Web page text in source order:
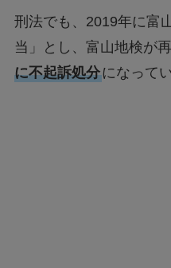
刑法でも、2019年に富
当」とし、富山地検が
に不起訴処分になって